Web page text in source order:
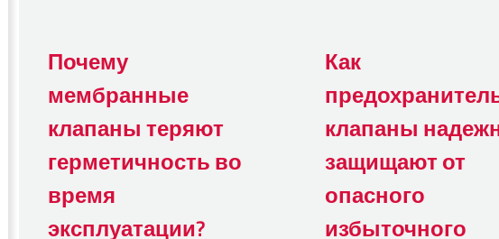
Почему
мембранные
клапаны теряют
герметичность во
время
эксплуатации?
Как
клапаны
защищают от
опасного
избыточного